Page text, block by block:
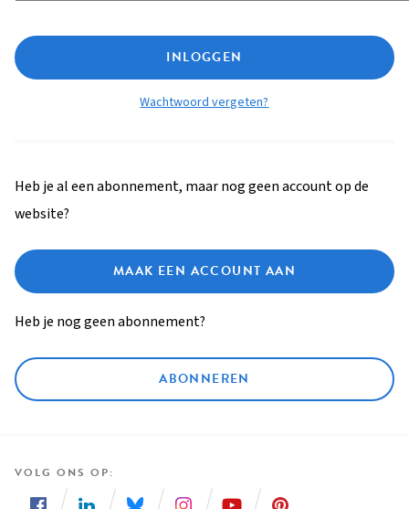
INLOGGEN
Wachtwoord vergeten?
Heb je al een abonnement, maar nog geen account op de
website?
MAAK EEN ACCOUNT AAN
Heb je nog geen abonnement?
ABONNEREN
VOLG ONS OP